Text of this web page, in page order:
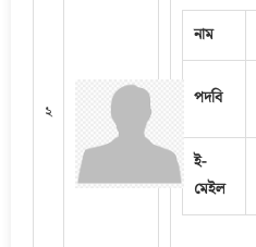
২
নাম
পদবি
ই-
মেইল